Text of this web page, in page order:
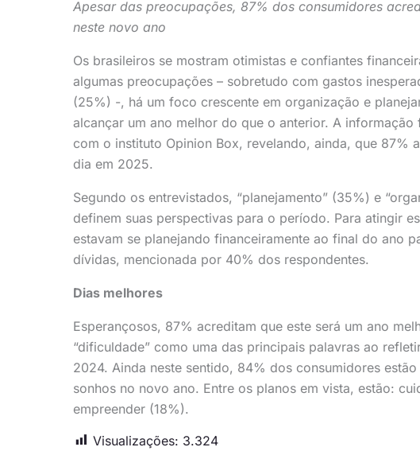
Apesar das preocupações, 87% dos consumidores
neste novo ano
Os brasileiros se mostram otimistas e confiantes
algumas preocupações – sobretudo com gastos
(25%) -, há um foco crescente em organização e
alcançar um ano melhor do que o anterior. A
com o instituto Opinion Box, revelando, ainda, que 87%
dia em 2025.
Segundo os entrevistados, “planejamento” (35%) e
definem suas perspectivas para o período. Para atingir
estavam se planejando financeiramente ao final do ano
dívidas, mencionada por 40% dos respondentes.
Dias melhores
Esperançosos, 87% acreditam que este será um ano
“dificuldade” como uma das principais palavras ao
2024. Ainda neste sentido, 84% dos consumidores
sonhos no novo ano. Entre os planos em vista, estão:
empreender (18%).
Visualizações: 3.324